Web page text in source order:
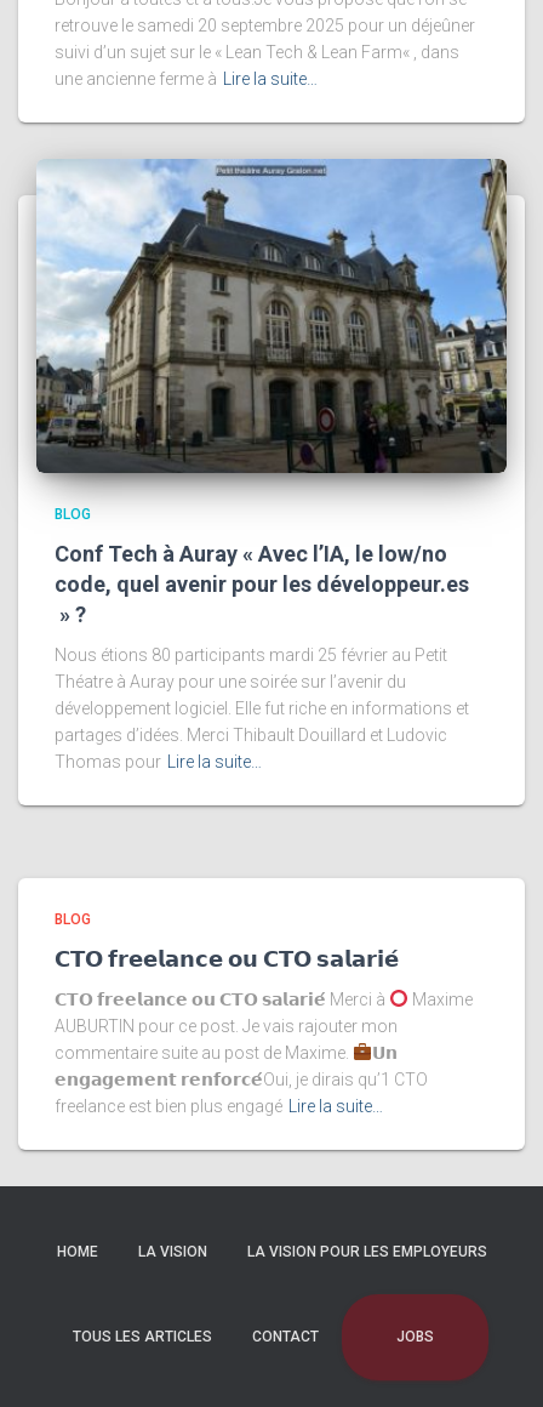
retrouve le samedi 20 septembre 2025 pour un déjeûner
suivi d’un sujet sur le « Lean Tech & Lean Farm« , dans
une ancienne ferme à Lire la suite…
BLOG
Conf Tech à Auray « Avec l’IA, le low/no
code, quel avenir pour les développeur.es
» ?
Nous étions 80 participants mardi 25 février au Petit
Théatre à Auray pour une soirée sur l’avenir du
développement logiciel. Elle fut riche en informations et
partages d’idées. Merci Thibault Douillard et Ludovic
Thomas pour
Lire la suite…
BLOG
𝗖𝗧𝗢 𝗳𝗿𝗲𝗲𝗹𝗮𝗻𝗰𝗲 𝗼𝘂 𝗖𝗧𝗢 𝘀𝗮𝗹𝗮𝗿𝗶𝗲́
𝗖𝗧𝗢 𝗳𝗿𝗲𝗲𝗹𝗮𝗻𝗰𝗲 𝗼𝘂 𝗖𝗧𝗢 𝘀𝗮𝗹𝗮𝗿𝗶𝗲́ Merci à
Maxime
AUBURTIN pour ce post. Je vais rajouter mon
commentaire suite au post de Maxime.
𝗨𝗻
𝗲𝗻𝗴𝗮𝗴𝗲𝗺𝗲𝗻𝘁 𝗿𝗲𝗻𝗳𝗼𝗿𝗰𝗲́Oui, je dirais qu’1 CTO
freelance est bien plus engagé
Lire la suite…
HOME LA VISION LA VISION POUR LES EMPLOYEURS
TOUS LES ARTICLES CONTACT JOBS